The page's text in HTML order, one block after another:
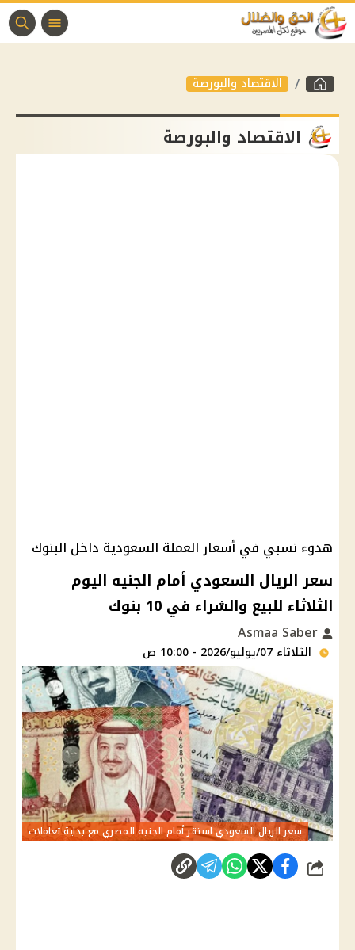
الاقتصاد والبورصة
الاقتصاد والبورصة
هدوء نسبي في أسعار العملة السعودية داخل البنوك
سعر الريال السعودي أمام الجنيه اليوم
الثلاثاء للبيع والشراء في 10 بنوك
الثلاثاء 07/يوليو/2026 - 10:00 ص
سعر الريال السعودي استقر أمام الجنيه المصري مع بداية تعاملات
شارك